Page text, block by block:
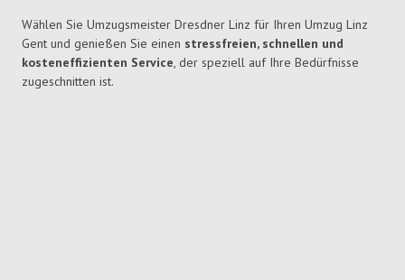
Wählen Sie Umzugsmeister Dresdner Linz für Ihren Umzug Linz
Gent und genießen Sie einen stressfreien, schnellen und
kosteneffizienten Service, der speziell auf Ihre Bedürfnisse
zugeschnitten ist.